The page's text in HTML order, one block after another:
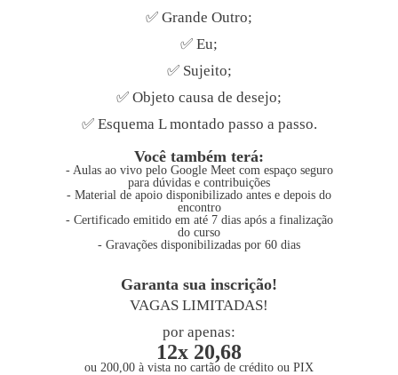
✅ Grande Outro;
✅ Eu;
✅ Sujeito;
✅ Objeto causa de desejo;
✅ Esquema L montado passo a passo.
Você também terá:
- Aulas ao vivo pelo Google Meet com espaço seguro
para dúvidas e contribuições
- Material de apoio disponibilizado antes e depois do
encontro
- Certificado emitido em até 7 dias após a finalização
do curso
- Gravações disponibilizadas por 60 dias
Garanta sua inscrição!
VAGAS LIMITADAS!
por apenas:
12x 20,68
ou 200,00 à vista no cartão de crédito ou PIX